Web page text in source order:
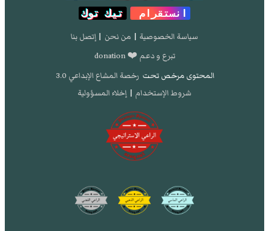
انستقرام
تيك توك
سياسة الخصوصية | من نحن | إتصل بنا
تبرع و دعم ❤️ donation
المحتوى مرخص تحت رخصة المشاع الإبداعي 3.0
شروط الإستخدام | إخلاء المسؤولية